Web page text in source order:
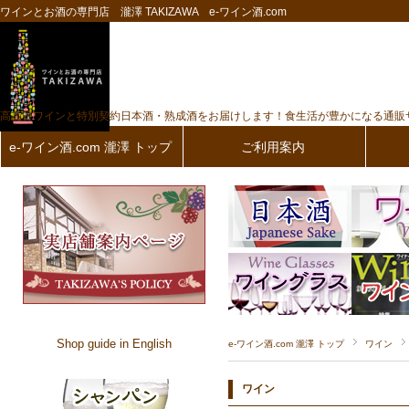
ワインとお酒の専門店 瀧澤 TAKIZAWA e-ワイン酒.com
高品質ワインと特別契約日本酒・熟成酒をお届けします！食生活が豊かになる通販
e-ワイン酒.com 瀧澤 トップ ご利用案内
e-ワイン酒.com 瀧澤 トップ ワイン
ワイン
Shop guide in English